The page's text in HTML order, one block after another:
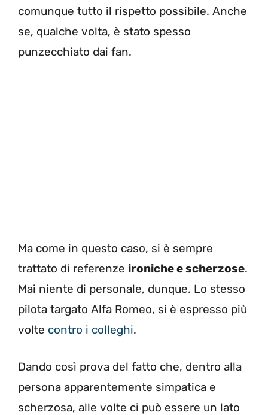
comunque tutto il rispetto possibile. Anche
se, qualche volta, è stato spesso
punzecchiato dai fan.
Ma come in questo caso, si è sempre
trattato di referenze ironiche e scherzose.
Mai niente di personale, dunque. Lo stesso
pilota targato Alfa Romeo, si è espresso più
volte contro i colleghi.
Dando così prova del fatto che, dentro alla
persona apparentemente simpatica e
scherzosa, alle volte ci può essere un lato